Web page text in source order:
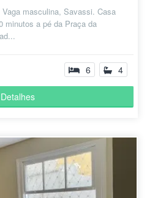
masculina, Savassi. Casa
minutos a pé da Praça da
6 4